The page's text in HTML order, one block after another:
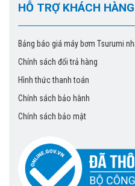
HỖ TRỢ KHÁCH HÀNG
Bảng báo giá máy bơm Tsurumi
Chính sách đổi trả hàng
Hình thức thanh toán
Chính sách bảo hành
Chính sách bảo mật